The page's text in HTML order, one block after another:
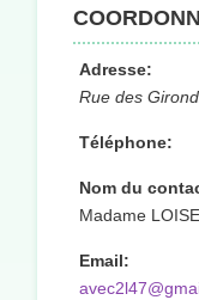
Adresse:
Rue des
Téléphone:
Nom du
Madame
Email: